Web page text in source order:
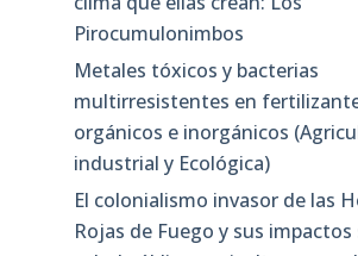
Pirocumulonimbos
Metales tóxicos y bacterias
multirresistentes en
orgánicos e inorgánicos
industrial y Ecológica)
El colonialismo invasor de las
Rojas de Fuego y sus impactos